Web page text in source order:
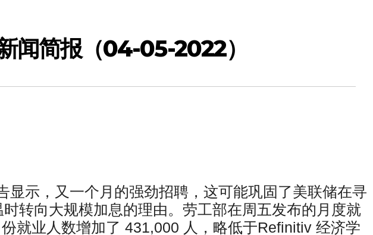
闻简报（04-05-2022）
显示，又一个月的强劲招聘，这可能巩固了美联储在寻
转向大规模加息的理由。劳工部在周五发布的月度就
就业人数增加了 431,000 人，略低于Refinitiv 经济学